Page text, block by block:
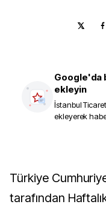
Google'da
ekleyin
İstanbul
ekleyerek
Türkiye Cumhuriyet Merkez Bankası (TCMB)
tarafından